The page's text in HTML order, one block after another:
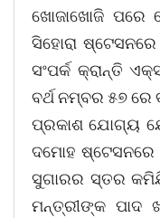
ଖୋଜାଖୋଜି ପରେ
ସିହୋରା
ସଂପର୍କ କ୍ରାନ୍ତି
ବର୍ଥ ନମ୍ବର ୫୭ ରେ
ପ୍ରକାଶ ଯୋଗ୍ୟ
ଦମୋହ ଷ୍ଟେସନରେ
ସୁଗାରର ସ୍ତର
ମନ୍ତ୍ରୀଙ୍କ ପାଦ